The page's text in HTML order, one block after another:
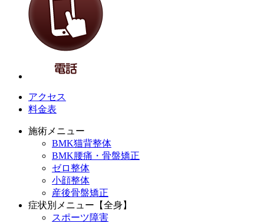
アクセス
料金表
施術メニュー
BMK猫背整体
BMK腰痛・骨盤矯正
ゼロ整体
小顔整体
産後骨盤矯正
症状別メニュー【全身】
スポーツ障害